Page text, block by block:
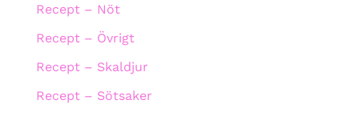
Recept – Nöt
Recept – Övrigt
Recept – Skaldjur
Recept – Sötsaker